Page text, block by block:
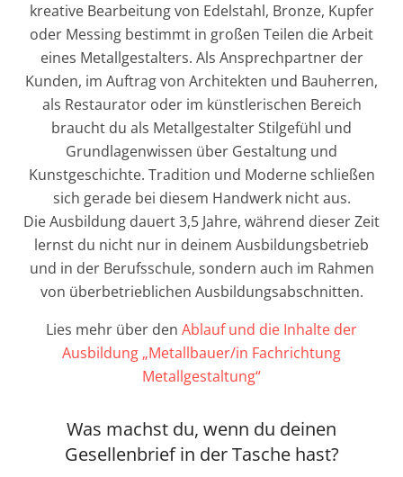
kreative Bearbeitung von Edelstahl, Bronze, Kupfer
oder Messing bestimmt in großen Teilen die Arbeit
eines Metallgestalters. Als Ansprechpartner der
Kunden, im Auftrag von Architekten und Bauherren,
als Restaurator oder im künstlerischen Bereich
braucht du als Metallgestalter Stilgefühl und
Grundlagenwissen über Gestaltung und
Kunstgeschichte. Tradition und Moderne schließen
sich gerade bei diesem Handwerk nicht aus.
Die Ausbildung dauert 3,5 Jahre, während dieser Zeit
lernst du nicht nur in deinem Ausbildungsbetrieb
und in der Berufsschule, sondern auch im Rahmen
von überbetrieblichen Ausbildungsabschnitten.
Lies mehr über den Ablauf und die Inhalte der
Ausbildung „Metallbauer/in Fachrichtung
Metallgestaltung“
Was machst du, wenn du deinen
Gesellenbrief in der Tasche hast?